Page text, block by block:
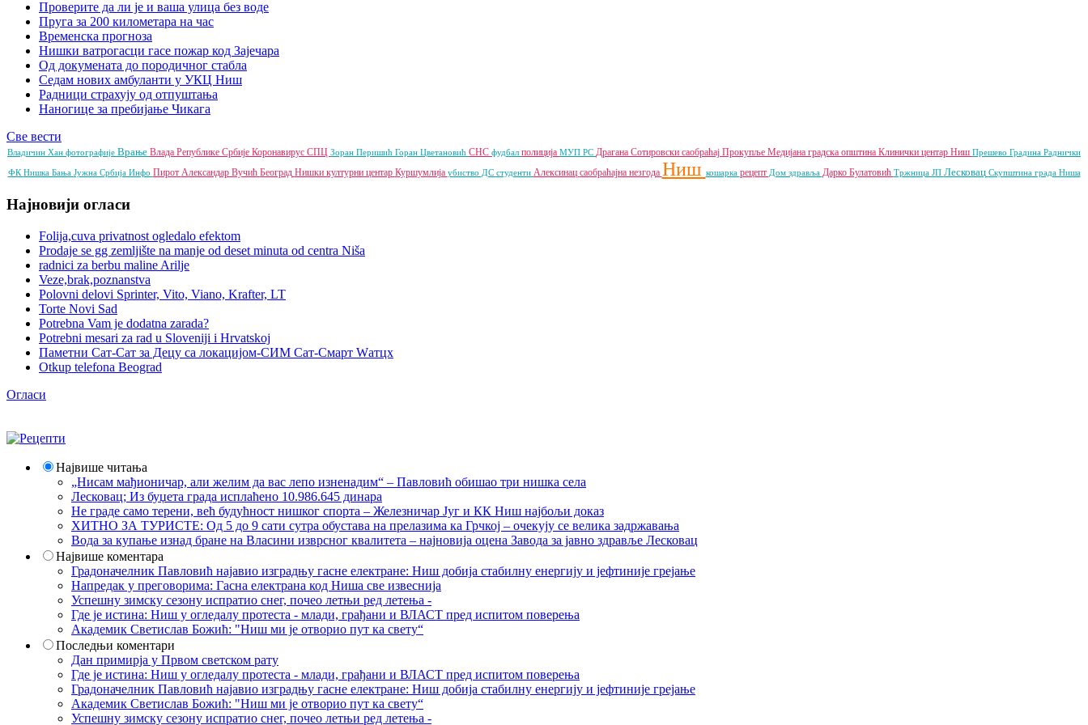
Проверите да ли је и ваша улица без воде
Пруга за 200 километара на час
Временска прогноза
Нишки ватрогасци гасе пожар код Зајечара
Од докумената до породичног стабла
Седам нових амбуланти у УКЦ Ниш
Радници страхују од отпуштања
Наногице за пребијање Чикага
Све вести
Владичин Хан фотографије Врање Влада Републике Србије Коронавирус СПЦ Зоран Перишић Горан Цветановић СНС фудбал полиција МУП РС Драгана Сотировски саобраћај Прокупље Медијана градска општина Клинички центар Ниш Прешево Градина Раднички
ФК Нишка Бања Јужна Србија Инфо Пирот Александар Вучић Београд Нишки културни центар Куршумлија убиство ДС студенти Алексинац саобраћајна незгода Ниш кошарка рецепт Дом здравља Дарко Булатовић Тржница ЈП Лесковац Скупштина града Ниша
Најновији огласи
Folija,cuva privatnost ogledalo efektom
Prodaje se gg zemljište na manje od deset minuta od centra Niša
radnici za berbu maline Arilje
Veze,brak,poznanstva
Polovni delovi Sprinter, Vito, Viano, Krafter, LT
Torte Novi Sad
Potrebna Vam je dodatna zarada?
Potrebni mesari za rad u Sloveniji i Hrvatskoj
Паметни Сат-Сат за Децу са локацијом-СИМ Сат-Смарт Wатцх
Otkup telefona Beograd
Огласи
Највише читања
„Нисам мађионичар, али желим да вас лепо изненадим“ – Павловић обишао три нишка села
Лесковац; Из буџета града исплаћено 10.986.645 динара
Не граде само терени, већ будућност нишког спорта – Железничар Југ и КК Ниш најбољи доказ
ХИТНО ЗА ТУРИСТЕ: Од 5 до 9 сати сутра обустава на прелазима ка Грчкој – очекују се велика задржавања
Вода за купање изнад бране на Власини изврсног квалитета – најновија оцена Завода за јавно здравље Лесковац
Највише коментара
Градоначелник Павловић најавио изградњу гасне електране: Ниш добија стабилну енергију и јефтиније грејање
Напредак у преговорима: Гасна електрана код Ниша све извеснија
Успешну зимску сезону испратио снег, почео летњи ред летења -
Где је истина: Ниш у огледалу протеста - млади, грађани и ВЛАСТ пред испитом поверења
Академик Светислав Божић: "Ниш ми је отворио пут ка свету“
Последњи коментари
Дан примирја у Првом светском рату
Где је истина: Ниш у огледалу протеста - млади, грађани и ВЛАСТ пред испитом поверења
Градоначелник Павловић најавио изградњу гасне електране: Ниш добија стабилну енергију и јефтиније грејање
Академик Светислав Божић: "Ниш ми је отворио пут ка свету“
Успешну зимску сезону испратио снег, почео летњи ред летења -